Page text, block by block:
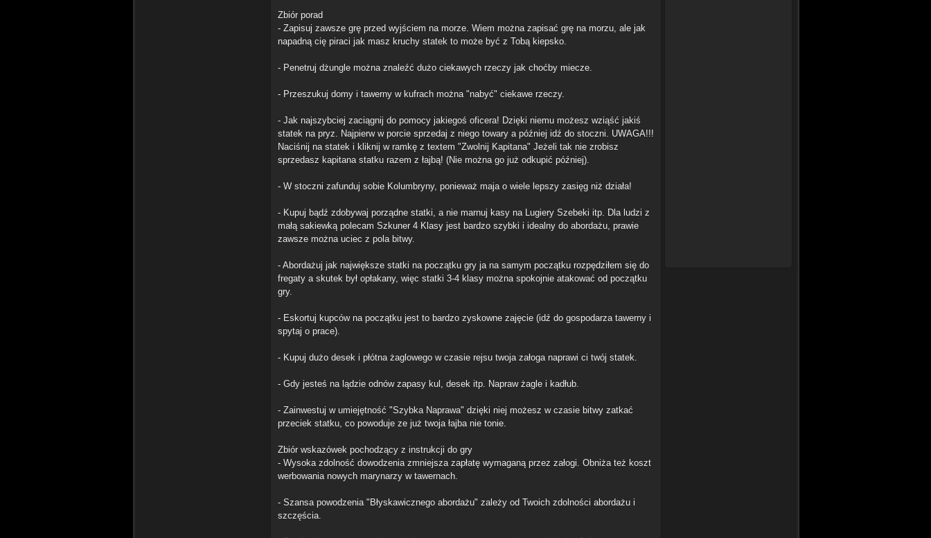
Zbiór porad
- Zapisuj zawsze grę przed wyjściem na morze. Wiem można zapisać grę na morzu, ale jak
napadną cię piraci jak masz kruchy statek to może być z Tobą kiepsko.
- Penetruj dżungle można znaleźć dużo ciekawych rzeczy jak choćby miecze.
- Przeszukuj domy i tawerny w kufrach można "nabyć" ciekawe rzeczy.
- Jak najszybciej zaciągnij do pomocy jakiegoś oficera! Dzięki niemu możesz wziąść jakiś
statek na pryz. Najpierw w porcie sprzedaj z niego towary a później idź do stoczni. UWAGA!!!
Naciśnij na statek i kliknij w ramkę z textem "Zwolnij Kapitana" Jeżeli tak nie zrobisz
sprzedasz kapitana statku razem z łajbą! (Nie można go już odkupić później).
- W stoczni zafunduj sobie Kolumbryny, ponieważ maja o wiele lepszy zasięg niż działa!
- Kupuj bądź zdobywaj porządne statki, a nie marnuj kasy na Lugiery Szebeki itp. Dla ludzi z
małą sakiewką polecam Szkuner 4 Klasy jest bardzo szybki i idealny do abordażu, prawie
zawsze można uciec z pola bitwy.
- Abordażuj jak największe statki na początku gry ja na samym początku rozpędziłem się do
fregaty a skutek był opłakany, więc statki 3-4 klasy można spokojnie atakować od początku
gry.
- Eskortuj kupców na początku jest to bardzo zyskowne zajęcie (idź do gospodarza tawerny i
spytaj o prace).
- Kupuj dużo desek i płótna żaglowego w czasie rejsu twoja załoga naprawi ci twój statek.
- Gdy jesteś na lądzie odnów zapasy kul, desek itp. Napraw żagle i kadłub.
- Zainwestuj w umiejętność "Szybka Naprawa" dzięki niej możesz w czasie bitwy zatkać
przeciek statku, co powoduje ze już twoja łajba nie tonie.
Zbiór wskazówek pochodzący z instrukcji do gry
- Wysoka zdolność dowodzenia zmniejsza zapłatę wymaganą przez załogi. Obniża też koszt
werbowania nowych marynarzy w tawernach.
- Szansa powodzenia "Błyskawicznego abordażu" zależy od Twoich zdolności abordażu i
szczęścia.